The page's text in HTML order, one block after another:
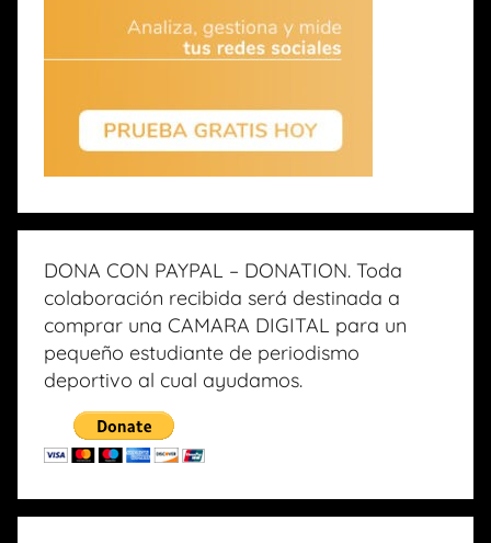
DONA CON PAYPAL – DONATION. Toda
colaboración recibida será destinada a
comprar una CAMARA DIGITAL para un
pequeño estudiante de periodismo
deportivo al cual ayudamos.